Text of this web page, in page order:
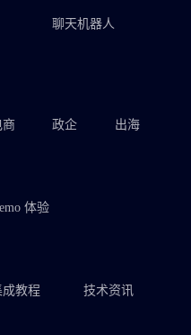
聊天机器人
商 政企 出海
体验
成教程 技术资讯